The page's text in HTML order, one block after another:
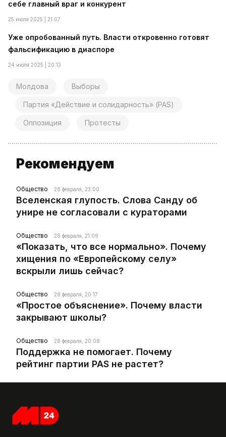
себе главный враг и конкурент
25 июля 2025 | 21:07
Уже опробованный путь. Власти откровенно готовят
фальсификацию в диаспоре
24 июля 2025 | 20:13
Молдова Выборы
Партия «Действие и солидарность» (PAS)
Оппозиция Протесты
Рекомендуем
Общество 28 февраля, 23:00
Вселенская глупость. Слова Санду об
унире не согласовали с кураторами
Общество 28 февраля, 21:09
«Показать, что все нормально». Почему
хищения по «Европейскому селу»
вскрыли лишь сейчас?
Общество 28 февраля, 20:17
«Простое объяснение». Почему власти
закрывают школы?
Общество 28 февраля, 20:08
Поддержка не помогает. Почему
рейтинг партии PAS не растет?